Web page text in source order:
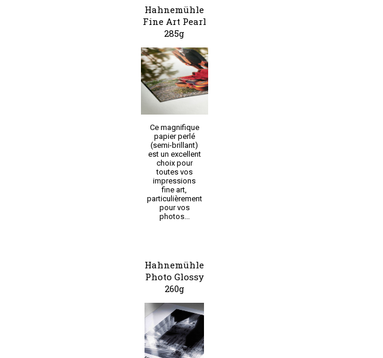
Hahnemühle
Fine Art Pearl
285g
Ce magnifique
papier perlé
(semi-brillant)
est un excellent
choix pour
toutes vos
impressions
fine art,
particulièrement
pour vos
photos...
Hahnemühle
Photo Glossy
260g